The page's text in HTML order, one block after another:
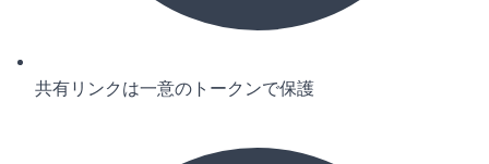
共有リンクは一意のトークンで保護